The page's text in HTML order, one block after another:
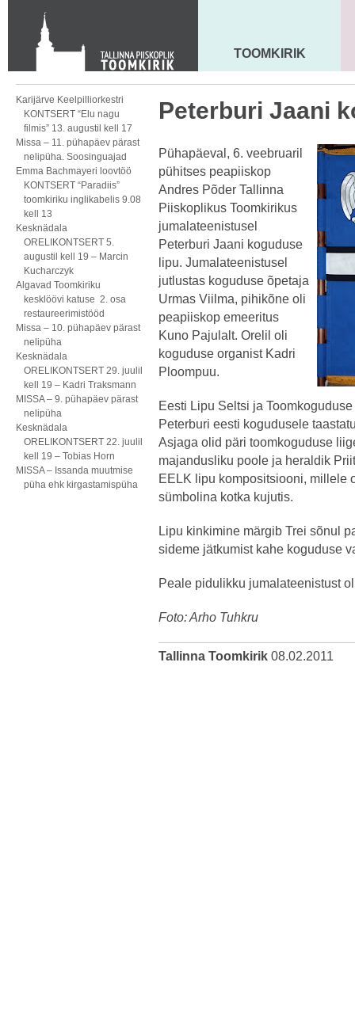
KONTAKT
Toom-Kooli 6, 10130 TALLINN
tallinna.toom@eelk.ee
MAARJA KIRIK
TOOMKIRIK
Karijärve Keelpilliorkestri
KONTSERT “Elu nagu
filmis” 13. augustil kell 17
Missa – 11. pühapäev pärast
nelipüha. Soosinguajad
Emma Bachmayeri loovtöö
KONTSERT “Paradiis”
toomkiriku inglikabelis 9.08
kell 13
Kesknädala
ORELIKONTSERT 5.
augustil kell 19 – Marcin
Kucharczyk
Algavad Toomkiriku
kesklöövi katuse 2. osa
restaureerimistööd
Missa – 10. pühapäev pärast
nelipüha
Kesknädala
ORELIKONTSERT 29. juulil
kell 19 – Kadri Traksmann
MISSA – 9. pühapäev pärast
nelipüha
Kesknädala
ORELIKONTSERT 22. juulil
kell 19 – Tobias Horn
MISSA – Issanda muutmise
püha ehk kirgastamispüha
Peterburi Jaani
Pühapäeval, 6. veebruaril
pühitses peapiiskop
Andres Põder Tallinna
Piiskoplikus Toomkirikus
jumalateenistusel
Peterburi Jaani koguduse
lipu. Jumalateenistusel
jutlustas koguduse õpetaja
Urmas Viilma, pihikõne oli
peapiiskop emeeritus
Kuno Pajulalt. Orelil oli
koguduse organist Kadri
Ploompuu.
Eesti Lipu Seltsi ja
Peterburi eesti kogudusele
Asjaga olid päri toomkoguduse
majandusliku poole ja heraldik
EELK lipu kompositsiooni, millele
sümbolina kotka kujutis.
Lipu kinkimine märgib Trei sõnul
sideme jätkumist kahe koguduse
Peale pidulikku jumalateenistust
Foto: Arho Tuhkru
Tallinna Toomkirik 08.02.2011